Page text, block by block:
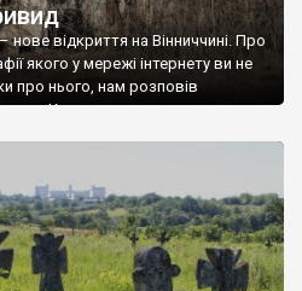
відкриття на Вінниччині. Про
якого у мережі інтернету ви не
про нього, нам розповів
у Красному вразив не лише